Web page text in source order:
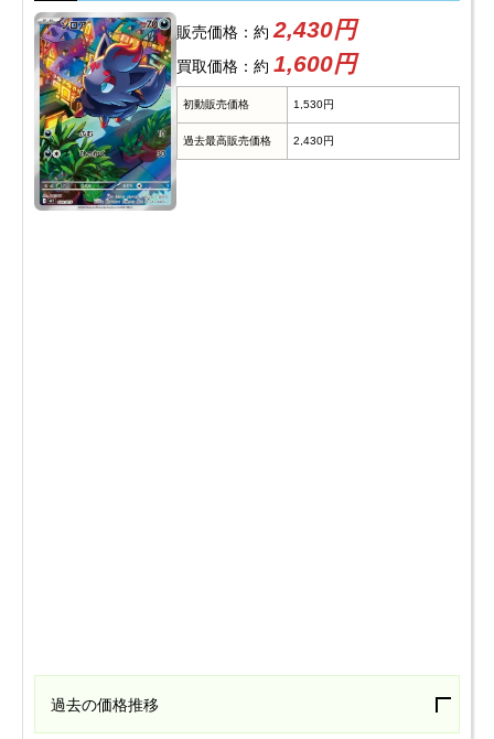
販売価格：約2,430円
買取価格：約 1,600円
初動販売価格 1,530円
過去最高販売価格 2,430円
過去の価格推移